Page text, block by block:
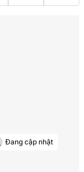
Đang cập nhật